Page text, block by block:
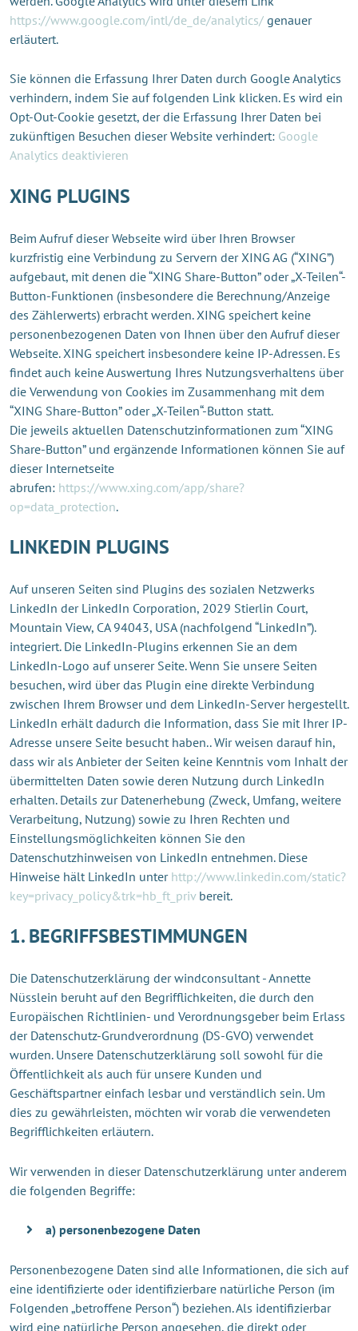
https://www.google.com/intl/de_de/analytics/ genauer
erläutert.
Sie können die Erfassung Ihrer Daten durch Google Analytics
verhindern, indem Sie auf folgenden Link klicken. Es wird ein
Opt-Out-Cookie gesetzt, der die Erfassung Ihrer Daten bei
zukünftigen Besuchen dieser Website verhindert: Google
Analytics deaktivieren
XING PLUGINS
Beim Aufruf dieser Webseite wird über Ihren Browser
kurzfristig eine Verbindung zu Servern der XING AG (“XING”)
aufgebaut, mit denen die “XING Share-Button” oder „X-Teilen“-
Button-Funktionen (insbesondere die Berechnung/Anzeige
des Zählerwerts) erbracht werden. XING speichert keine
personenbezogenen Daten von Ihnen über den Aufruf dieser
Webseite. XING speichert insbesondere keine IP-Adressen. Es
findet auch keine Auswertung Ihres Nutzungsverhaltens über
die Verwendung von Cookies im Zusammenhang mit dem
“XING Share-Button” oder „X-Teilen“-Button statt.
Die jeweils aktuellen Datenschutzinformationen zum “XING
Share-Button” und ergänzende Informationen können Sie auf
dieser Internetseite
abrufen: https://www.xing.com/app/share?
op=data_protection.
LINKEDIN PLUGINS
Auf unseren Seiten sind Plugins des sozialen Netzwerks
LinkedIn der LinkedIn Corporation, 2029 Stierlin Court,
Mountain View, CA 94043, USA (nachfolgend “LinkedIn”).
integriert. Die LinkedIn-Plugins erkennen Sie an dem
LinkedIn-Logo auf unserer Seite. Wenn Sie unsere Seiten
besuchen, wird über das Plugin eine direkte Verbindung
zwischen Ihrem Browser und dem LinkedIn-Server hergestellt.
LinkedIn erhält dadurch die Information, dass Sie mit Ihrer IP-
Adresse unsere Seite besucht haben.. Wir weisen darauf hin,
dass wir als Anbieter der Seiten keine Kenntnis vom Inhalt der
übermittelten Daten sowie deren Nutzung durch LinkedIn
erhalten. Details zur Datenerhebung (Zweck, Umfang, weitere
Verarbeitung, Nutzung) sowie zu Ihren Rechten und
Einstellungsmöglichkeiten können Sie den
Datenschutzhinweisen von LinkedIn entnehmen. Diese
Hinweise hält LinkedIn unter http://www.linkedin.com/static?
key=privacy_policy&trk=hb_ft_privbereit.
1. BEGRIFFSBESTIMMUNGEN
Die Datenschutzerklärung der windconsultant - Annette
Nüsslein beruht auf den Begrifflichkeiten, die durch den
Europäischen Richtlinien- und Verordnungsgeber beim Erlass
der Datenschutz-Grundverordnung (DS-GVO) verwendet
wurden. Unsere Datenschutzerklärung soll sowohl für die
Öffentlichkeit als auch für unsere Kunden und
Geschäftspartner einfach lesbar und verständlich sein. Um
dies zu gewährleisten, möchten wir vorab die verwendeten
Begrifflichkeiten erläutern.
Wir verwenden in dieser Datenschutzerklärung unter anderem
die folgenden Begriffe:
a) personenbezogene Daten
Personenbezogene Daten sind alle Informationen, die sich auf
eine identifizierte oder identifizierbare natürliche Person (im
Folgenden „betroffene Person“) beziehen. Als identifizierbar
wird eine natürliche Person angesehen, die direkt oder